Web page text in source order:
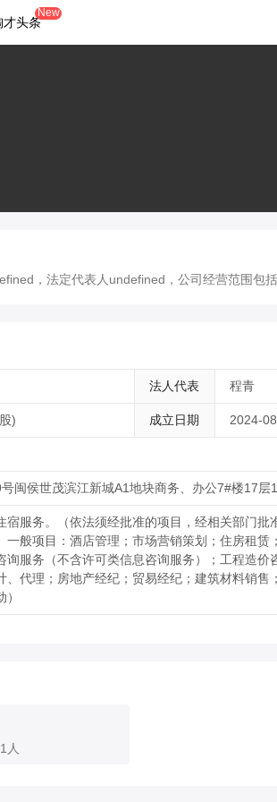
才头条
New
，法定代表人undefined，公司经营范围包
法人代表 程青
) 成立日期 2024-
闽侯世茂滨江新城A1地块商务、办公7#楼17层
宿服务。（依法须经批准的项目，经相关部门
一般项目：酒店管理；市场营销策划；住房租
服务（不含许可类信息咨询服务）；工程造价
、代理；房地产经纪；贸易经纪；建筑材料销
人